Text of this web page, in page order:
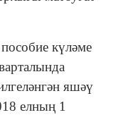
күләме
яшәү
елның 1